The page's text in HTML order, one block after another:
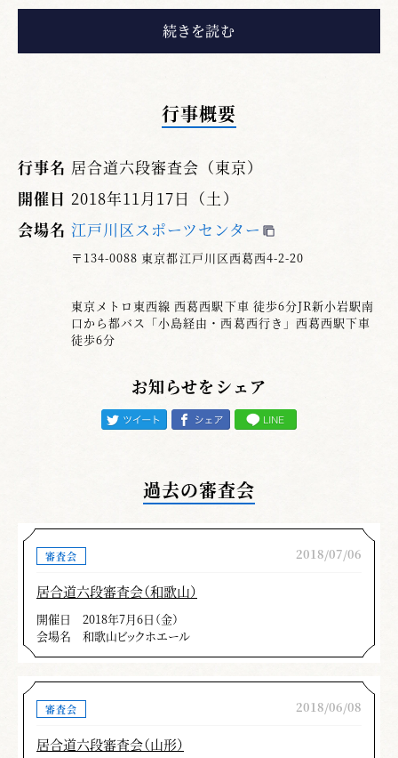
審査に於ける指定技は、六段、七段共通で、
「一本目・前」「四本目・柄当て」「六本目・
え手突き」「十本目・四方切り」の６本でし
受審者はこの日に照準を合わせ稽古に励んで
来られ、全力で演武された事と思いますが、残
念ながら不合格となった方々の演武について気
付いた点を記させて頂きます。
入場時に覇気が感じられなく礼法は心が入ら
ずなおざりの感がある。
「四本目柄当て」
後ろの敵を突いた時水月より低い。右足膝が
前後左右に大きく動く。
「六本目諸手突き」
が先に降りているので物打ちを其処に置いてい
る。後ろ足が撞木足になっている。受け流しに
振冠っていない。
行事概要
行事名 居合道六段審査会（東京）
開催日 2018年11月17日（土）
会場名 江戸川区スポーツセンター
〒134-0088 東京都江戸川区西葛西4-2-20
東京メトロ東西線 西葛西駅下車 徒歩6分JR新小岩駅南
口から都バス「小島経由・西葛西行き」西葛西駅下車
徒歩6分
お知らせをシェア
過去の審査会
審査会 2018/07/06
居合道六段審査会（和歌山）
開催日
2018年7月6日（金）
会場名
和歌山ビックホエール
審査会 2018/06/08
居合道六段審査会（山形）